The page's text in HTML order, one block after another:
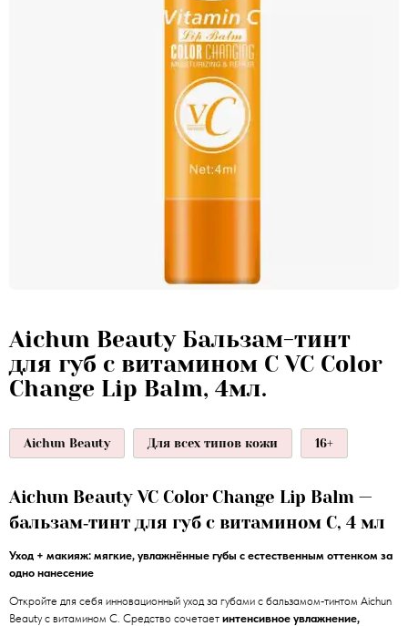
Aichun Beauty Бальзам-тинт
для губ с витамином С VC Color
Change Lip Balm, 4мл.
Aichun Beauty Для всех типов кожи 16+
Aichun Beauty VC Color Change Lip Balm —
бальзам‑тинт для губ с витамином C, 4 мл
Уход + макияж: мягкие, увлажнённые губы с естественным оттенком за
одно нанесение
Откройте для себя инновационный уход за губами с бальзамом‑тинтом Aichun
Beauty с витамином C. Средство сочетает интенсивное увлажнение,